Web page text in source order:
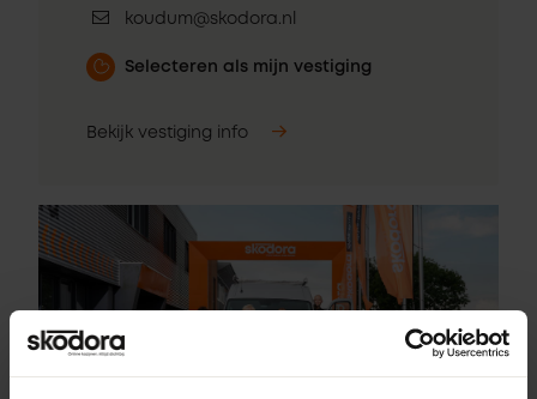
koudum@skodora.nl
Selecteren als mijn vestiging
Bekijk vestiging info